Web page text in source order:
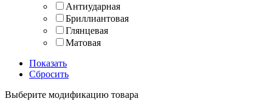
Антиударная
Бриллиантовая
Глянцевая
Матовая
Показать
Сбросить
Выберите модификацию товара